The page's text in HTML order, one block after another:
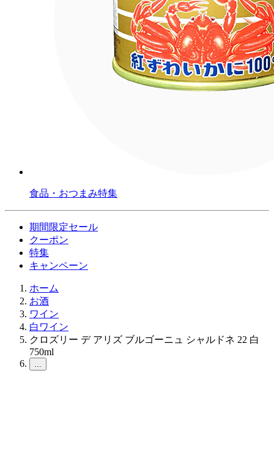
食品・おつまみ特集
期間限定セール
クーポン
特集
キャンペーン
ホーム
お酒
ワイン
白ワイン
クロズリー デ アリズ ブルゴーニュ シャルドネ 22 白
750ml
...